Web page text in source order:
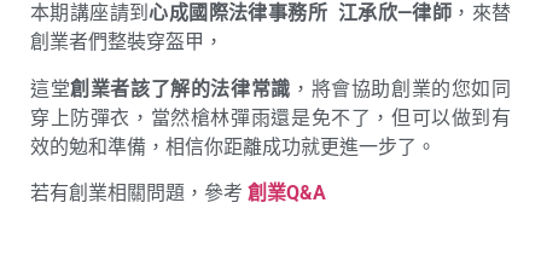
本期講座請到心成國際法律事務所 江承欣—律師 ，來替
創業者們整裝穿盔甲，
這堂創業者該了解的法律常識 ，將會協助創業的您如同
穿上防彈衣，當然槍林彈雨還是免不了，但可以做到有
效的勉和準備，相信你距離成功就更進一步了。
若有創業相關問題，參考 創業Q&A